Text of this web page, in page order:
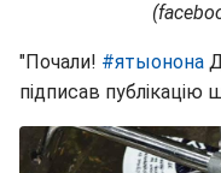
"Почали! #ятыонона
підписав публікацію